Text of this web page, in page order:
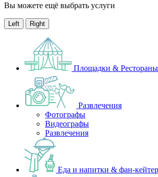
Вы можете ещё выбрать услуги
Left Right
Площадки & Рестораны
Развлечения
Фотографы
Видеографы
Развлечения
Еда и напитки & фан-